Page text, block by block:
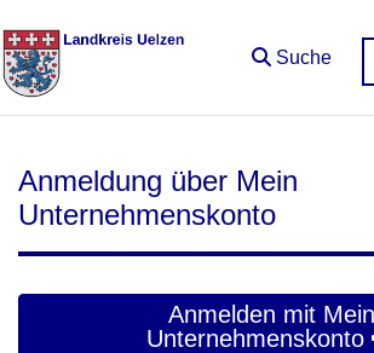
Suche
Anmeldung über Mein
Unternehmenskonto
Anmelden mit Mein
Unternehmenskonto